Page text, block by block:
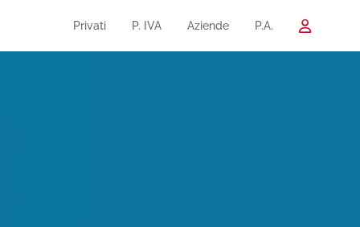
Privati P. IVA Aziende P.A.